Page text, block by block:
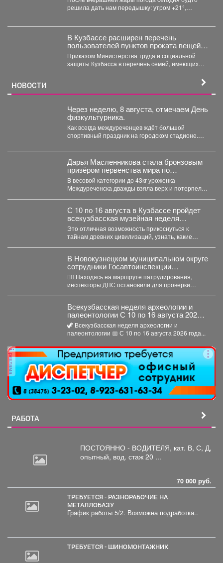
решила дать нам передышку: утром +21°,
В Кузбассе расширен перечень
пользователей пунктов проката вещей
для новорожденных
Приказом Министерства труда и социальной
защиты Кузбасса в перечень семей, имеющих
НОВОСТИ
Через неделю, 8 августа, отмечаем День
физкультурника.
Как всегда междуреченцев ждёт большой
спортивный праздник на городском стадионе.
Дарья Масленникова стала бронзовым
призёром первенства мира по
спортивной борьбе.
В весовой категории до 43кг уроженка
Междуреченска дважды взяла верх и потерпела
С 10 по 16 августа в Кузбассе пройдет
всекузбасская музейная неделя
археологии и палеонтологии.
Это отличная возможность прикоснуться к
тайнам древних цивилизаций, узнать, какие
В Новокузнецком муниципальном округе
сотрудники Госавтоинспекции
задержали нетрезвого водителя,
повторно севшего за руль в состоянии
опьянения
👮‍♂ Находясь на маршруте патрулирования,
инспекторы ДПС остановили для проверки
Всекузбасская неделя археологии и
палеонтологии С 10 по 16 августа 2026
года в музеях Кузбасса пройдет Неделя
археологии и палеонтологии,
приуроченная ко Дню археолога (15
августа) и Дню палеон
🦖 Всекузбасская неделя археологии и
палеонтологии 📅 С 10 по 16 августа 2026 года...
реклама
РАБОТА
ПОСТОЯННО - ВОДИТЕЛЯ, кат. В, С, Д,
опытный, вод. стаж 20 ...
70 000 руб.
ТРЕБУЕТСЯ - РАЗНОРАБОЧИЕ НА
МЕТАЛЛОБАЗУ
График работы 5/2. Возможна подработка..
ТРЕБУЕТСЯ - ШИНОМОНТАЖНИК